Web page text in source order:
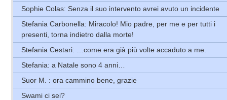
Sophie Colas: Senza il suo intervento avrei avuto un incidente
Stefania Carbonella: Miracolo! Mio padre, per me e per tutti i
presenti, torna indietro dalla morte!
Stefania Cestari: …come era già più volte accaduto a me.
Stefania: a Natale sono 4 anni…
Suor M. : ora cammino bene, grazie
Swami ci sei?